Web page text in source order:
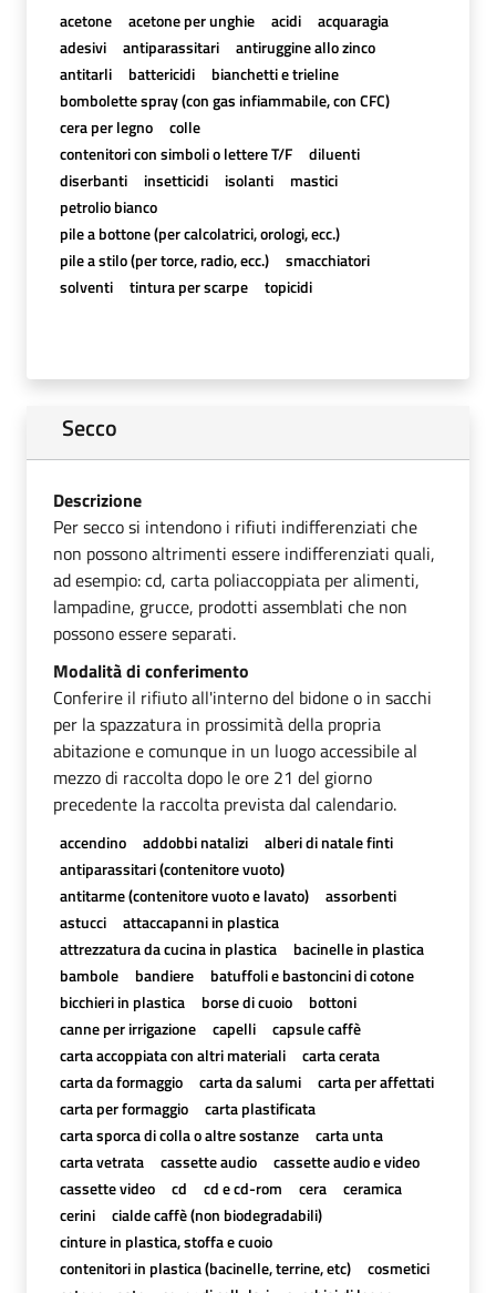
acetone acetone per unghie acidi
acquaragia
adesivi
antiparassitari
antiruggine allo zinco
antitarli
battericidi
bianchetti e trieline
bombolette spray (con gas infiammabile, con CFC)
cera per legno
colle
contenitori con simboli o lettere T/F
diluenti
diserbanti
insetticidi isolanti
mastici
petrolio bianco
pile a bottone (per calcolatrici, orologi, ecc.)
pile a stilo (per torce, radio, ecc.)
smacchiatori
solventi
tintura per scarpe topicidi
Secco
Descrizione
Per secco si intendono i rifiuti indifferenziati che
non possono altrimenti essere indifferenziati quali,
ad esempio: cd, carta poliaccoppiata per alimenti,
lampadine, grucce, prodotti assemblati che non
possono essere separati.
Modalità di conferimento
Conferire il rifiuto all'interno del bidone o in sacchi
per la spazzatura in prossimità della propria
abitazione e comunque in un luogo accessibile al
mezzo di raccolta dopo le ore 21 del giorno
precedente la raccolta prevista dal calendario.
accendino addobbi natalizi
alberi di natale finti
antiparassitari (contenitore vuoto)
antitarme (contenitore vuoto e lavato)
assorbenti
astucci
attaccapanni in plastica
attrezzatura da cucina in plastica
bacinelle in plastica
bambole
bandiere
batuffoli e bastoncini di cotone
bicchieri in plastica
borse di cuoio
bottoni
canne per irrigazione
capelli
capsule caffè
carta accoppiata con altri materiali
carta cerata
carta da formaggio
carta da salumi
carta per affettati
carta per formaggio
carta plastificata
carta sporca di colla o altre sostanze
carta unta
carta vetrata
cassette audio
cassette audio e video
cassette video
cd cd e cd-rom cera
ceramica
cerini
cialde caffè (non biodegradabili)
cinture in plastica, stoffa e cuoio
contenitori in plastica (bacinelle, terrine, etc)
cosmetici